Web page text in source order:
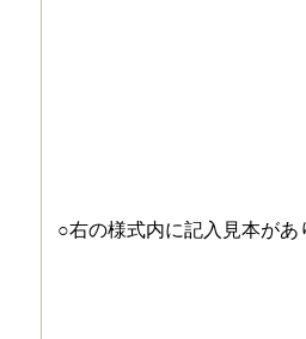
○右の様式内に記入見本が